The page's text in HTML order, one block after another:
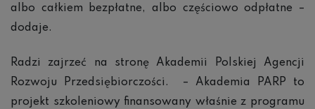
albo całkiem bezpłatne, albo częściowo odpłatne –
dodaje.
Radzi zajrzeć na stronę Akademii Polskiej Agencji
Rozwoju Przedsiębiorczości. – Akademia PARP to
projekt szkoleniowy finansowany właśnie z programu